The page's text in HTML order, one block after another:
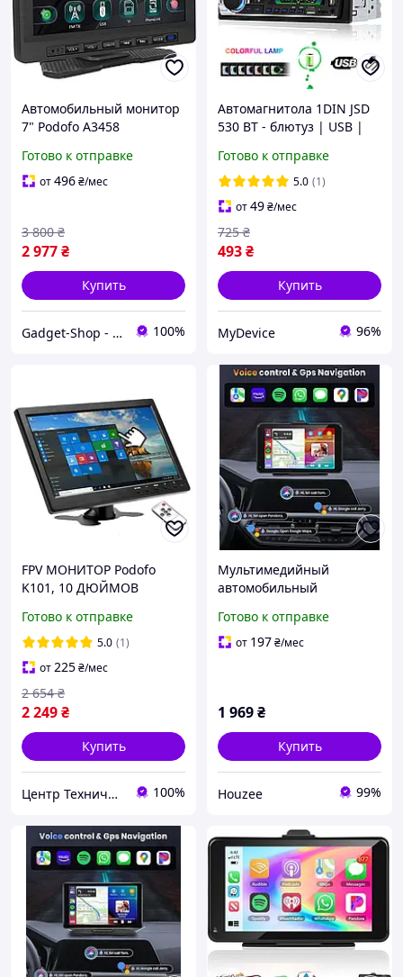
Автомобильный монитор
7" Podofo A3458
сенсорный с
CarPlay/Android Auto для
Готово к отправке
от496₴/мес
2 977₴
3 800 ₴
Купить
Gadget-Shop - интернет магазин гаджетов и аксессуаров 100%
Автомагнитола 1DIN JSD
530 BT - блютуз | USB |
Готово к отправке
5.0 (1)
от49₴/мес
493₴
725 ₴
Купить
MyDevice 96%
FPV МОНИТОР Podofo
K101, 10 ДЮЙМОВ
HDMI / BNC / USB входом,
AeroX
Готово к отправке
5.0 (1)
от225₴/мес
2 249₴
2 654 ₴
Купить
Центр Технической Безопасности 100%
Мультимедийный
автомобильный
Y3803 с 7-дюймовым
сенсорным экраном
Готово к отправке
от 197₴/мес
1 969₴
Купить
Houzee 99%